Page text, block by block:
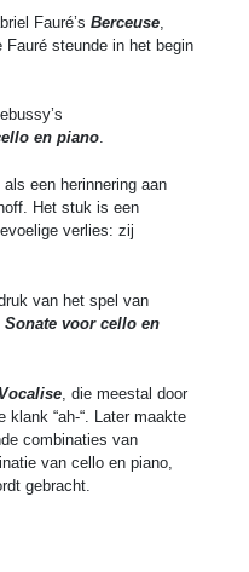
Fauré’s Berceuse
Fauré steunde in het begin
en piano.
een herinnering aan
Het stuk is een
verlies: zij
van het spel van
Sonate voor cello en
Vocalise , die meestal door
klank “ah-“. Later maakte
combinaties van
van cello en piano,
gebracht.